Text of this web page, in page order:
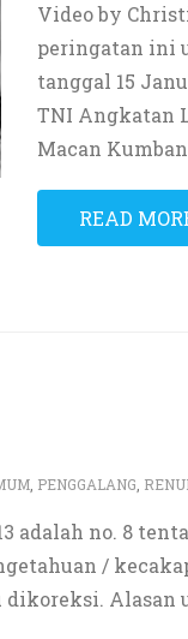
Video by
peringatan ini
tanggal 15
TNI Angkatan
Macan
READ
PENGGALANG
adalah no. 8
/